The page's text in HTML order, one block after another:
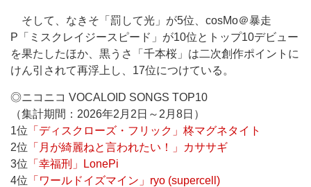
そして、なきそ「罰して光」が5位、cosMo＠暴走
P「ミスクレイジースピード」が10位とトップ10デビュー
を果たしたほか、黒うさ「千本桜」は二次創作ポイントに
けん引されて再浮上し、17位につけている。
◎ニコニコ VOCALOID SONGS TOP10
（集計期間：2026年2月2日～2月8日）
1位 「ディスクローズ・フリック」柊マグネタイト
2位 「月が綺麗ねと言われたい！」カササギ
3位 「幸福刑」LonePi
4位 「ワールドイズマイン」ryo (supercell)